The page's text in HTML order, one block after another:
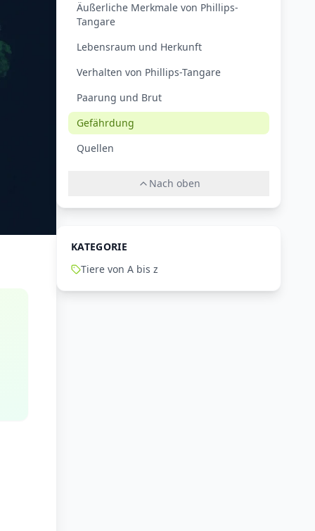
Äußerliche Merkmale von Phillips-
Tangare
Lebensraum und Herkunft
Verhalten von Phillips-Tangare
Paarung und Brut
Gefährdung
Quellen
Nach oben
KATEGORIE
Tiere von A bis z